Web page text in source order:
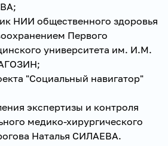
НИИ общественного здоровья
Первого
университета им. И.М.
"Социальный навигатор"
экспертизы и контроля
медико-хирургического
Наталья СИЛАЕВА.